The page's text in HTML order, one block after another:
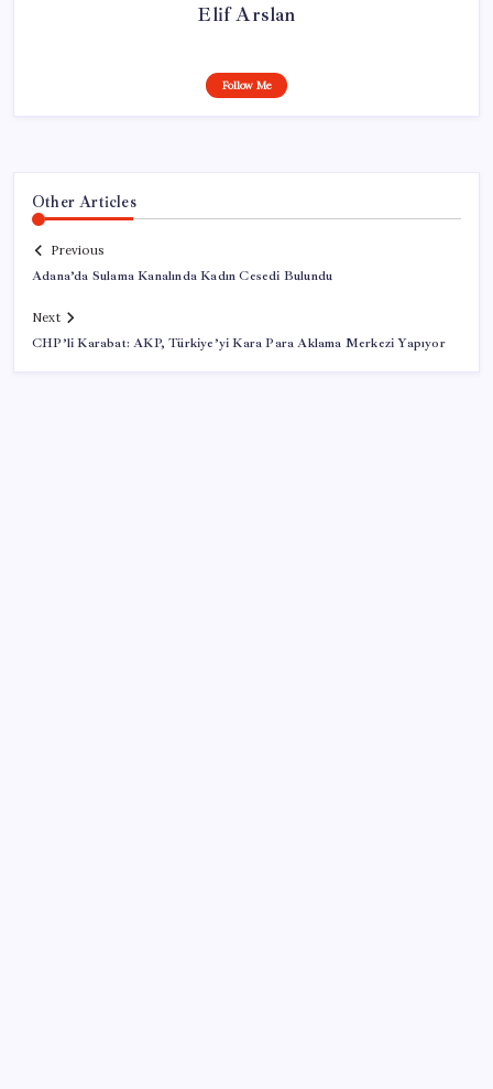
Elif Arslan
Follow Me
Other Articles
Previous
Adana’da Sulama Kanalında Kadın Cesedi Bulundu
Next
CHP’li Karabat: AKP, Türkiye’yi Kara Para Aklama Merkezi Yapıyor